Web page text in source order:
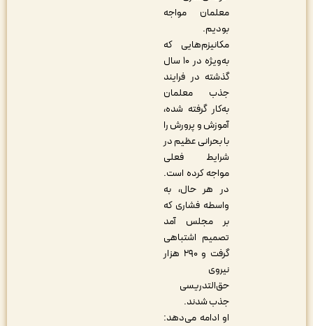
معلمان مواجه
مکانیزم‌هایی که
به‌ویژه در ۱۰ سال
گذشته در فرایند
جذب معلمان
به‌کار گرفته شده،
آموزش و پرورش را
با بحرانی عظیم در
شرایط فعلی
مواجه کرده است.
در هر حال، به
واسطه فشاری که
بر مجلس آمد
تصمیم اشتباهی
گرفت و ۲۹۰ هزار
حق‌التدریسی
جذب شدند.
او ادامه می‌دهد: